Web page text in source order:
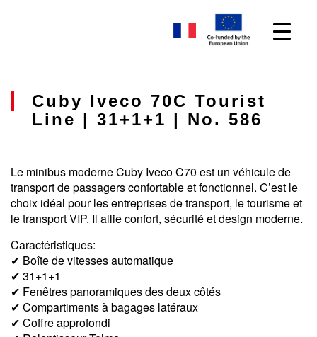
Cuby Iveco 70C Tourist
Line | 31+1+1 | No. 586
Le minibus moderne Cuby Iveco C70 est un véhicule de
transport de passagers confortable et fonctionnel. C’est le
choix idéal pour les entreprises de transport, le tourisme et
le transport VIP. Il allie confort, sécurité et design moderne.
Caractéristiques:
✔ Boîte de vitesses automatique
✔ 31+1+1
✔ Fenêtres panoramiques des deux côtés
✔ Compartiments à bagages latéraux
✔ Coffre approfondi